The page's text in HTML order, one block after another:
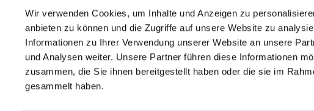
Wir verwenden Cookies, um Inhalte und Anzeigen zu
anbieten zu können und die Zugriffe auf unsere Website zu
Informationen zu Ihrer Verwendung unserer Website an unsere
und Analysen weiter. Unsere Partner führen diese Informationen
zusammen, die Sie ihnen bereitgestellt haben oder die sie im
gesammelt haben.
Gemeindekonto: Evangelische Bank · DE07 5206 0410 5006
Kontaktinformationen·